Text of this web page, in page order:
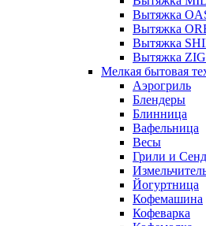
Вытяжка
Вытяжка
Вытяжка
Вытяжка
Мелкая бытовая
Аэрогриль
Блендеры
Блинница
Вафельница
Весы
Грили и
Йогуртница
Кофемашина
Кофеварка